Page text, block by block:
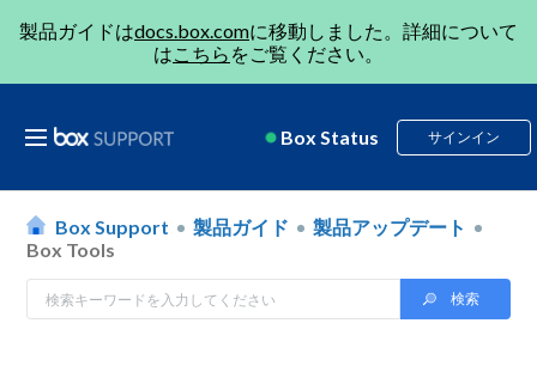
製品ガイドはdocs.box.comに移動しました。詳細について
はこちら をご覧ください。
Box Status サインイン
Box Support 製品ガイド
製品アップデート
Box Tools